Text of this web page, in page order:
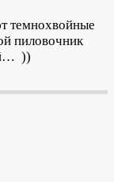
темнохвойные
пиловочник
))